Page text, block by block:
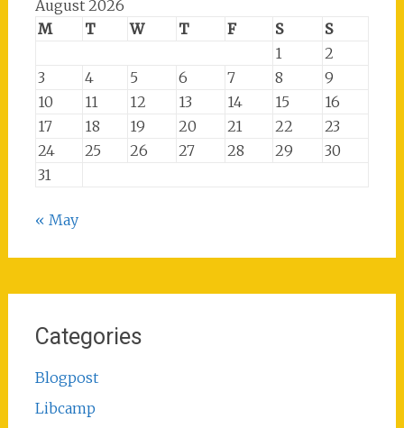
August 2026
M
T W T F S
S
1
2
3
4 5 6 7 8
9
10
11 12 13 14 15
16
17
18 19 20 21 22
23
24
25 26 27 28 29
30
31
« May
Categories
Blogpost
Libcamp